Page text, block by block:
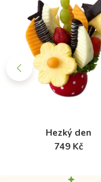
Hezký den
749 Kč